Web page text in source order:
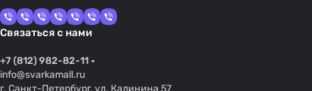
Связаться с нами
+7 (812) 982-82-11
info@svarkamall.ru
г. Санкт-Петербург, ул. Калинина 57